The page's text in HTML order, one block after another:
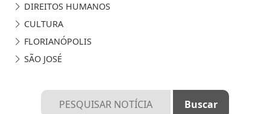
DIREITOS HUMANOS
CULTURA
FLORIANÓPOLIS
SÃO JOSÉ